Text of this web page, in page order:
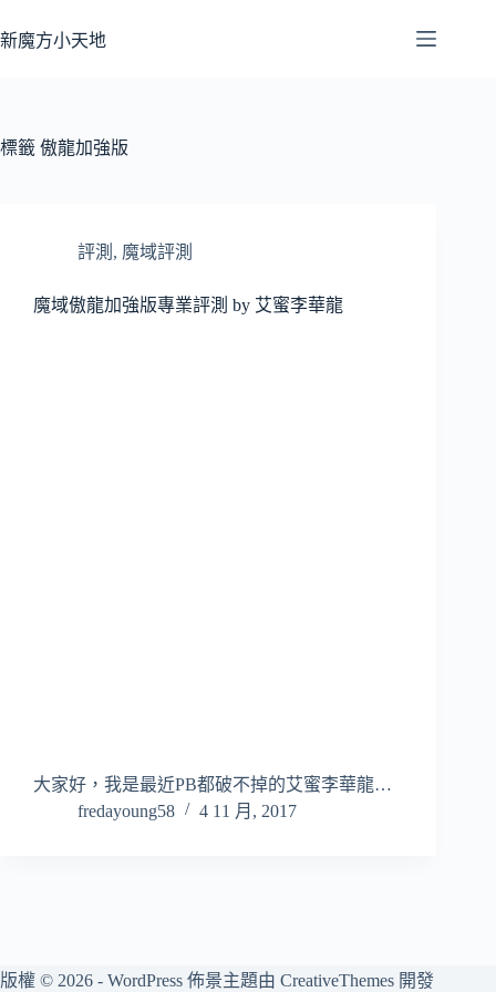
至
容
新魔方小天地
標籤 傲龍加強版
評測 , 魔域評測
魔域傲龍加強版專業評測 by 艾蜜李華龍
大家好，我是最近PB都破不掉的艾蜜李華龍…
fredayoung58
4 11 月, 2017
版權 © 2026 - WordPress 佈景主題由 CreativeThemes 開發